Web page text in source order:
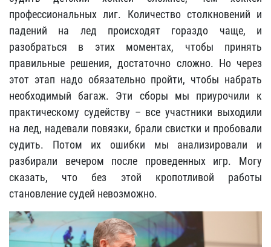
профессиональных лиг. Количество столкновений и
падений на лед происходят гораздо чаще, и
разобраться в этих моментах, чтобы принять
правильные решения, достаточно сложно. Но через
этот этап надо обязательно пройти, чтобы набрать
необходимый багаж. Эти сборы мы приурочили к
практическому судейству – все участники выходили
на лед, надевали повязки, брали свистки и пробовали
судить. Потом их ошибки мы анализировали и
разбирали вечером после проведенных игр. Могу
сказать, что без этой кропотливой работы
становление судей невозможно.